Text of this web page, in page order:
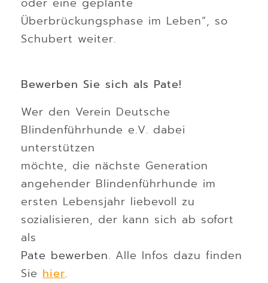
Überbrückungsphase im Leben“, so
Schubert weiter.
Bewerben Sie sich als Pate!
Wer den Verein Deutsche
Blindenführhunde e.V. dabei
unterstützen
möchte, die nächste Generation
angehender Blindenführhunde im
ersten Lebensjahr liebevoll zu
sozialisieren, der kann sich ab sofort
als
Pate bewerben. Alle Infos dazu finden
Sie hier.